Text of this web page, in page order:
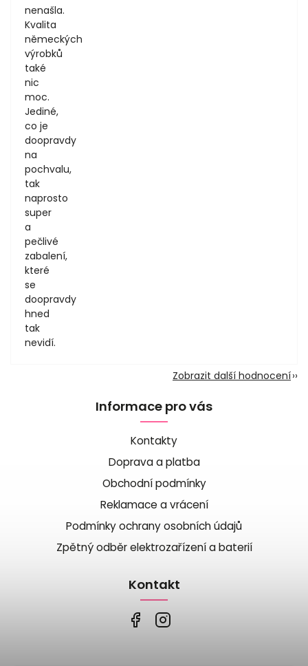
nenašla.
Kvalita
německých
výrobků
také
nic
moc.
Jediné,
co je
doopravdy
na
pochvalu,
tak
naprosto
super
a
pečlivé
zabalení,
které
se
doopravdy
hned
tak
nevidí.
Zobrazit další hodnocení
Informace pro vás
Kontakty
Doprava a platba
Obchodní podmínky
Reklamace a vrácení
Podmínky ochrany osobních údajů
Zpětný odběr elektrozařízení a baterií
Kontakt